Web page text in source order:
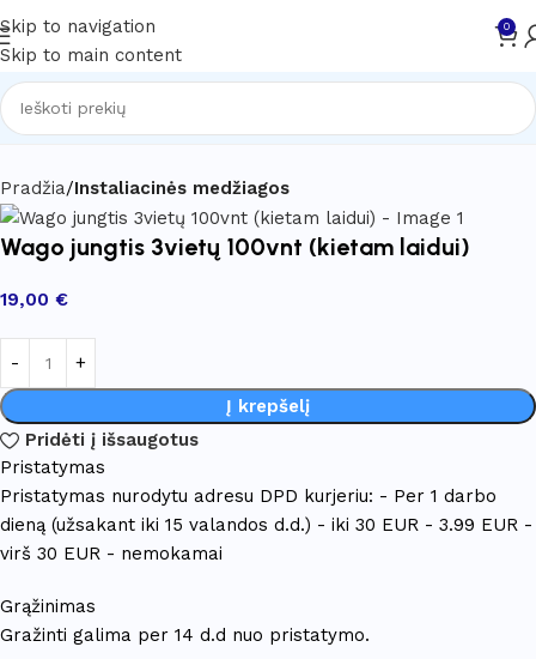
Skip to navigation
Skip to main content
0
Pradžia Instaliacinės medžiagos
Wago jungtis 3vietų 100vnt (kietam laidui)
19,00 €
Į krepšelį
Pridėti į išsaugotus
Pristatymas
Pristatymas nurodytu adresu DPD kurjeriu: - Per 1 darbo
dieną (užsakant iki 15 valandos d.d.) - iki 30 EUR - 3.99 EUR -
virš 30 EUR - nemokamai
Grąžinimas
Gražinti galima per 14 d.d nuo pristatymo.